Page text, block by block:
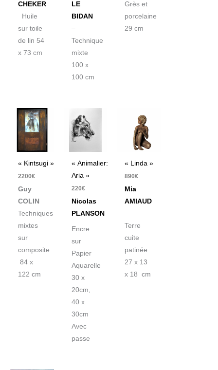
CHEKER
Huile
sur toile
de lin 54
x 73 cm
LE
BIDAN
–
Technique
mixte
100 x
100 cm
Grès et
porcelaine
29 cm
« Kintsugi »
2200€
Guy
COLIN
Techniques
mixtes
sur
composite
84 x
122 cm
« Animalier:
Aria »
220€
Nicolas
PLANSON
Encre
sur
Papier
Aquarelle
30 x
20cm,
40 x
30cm
Avec
passe
« Linda »
890€
Mia
AMIAUD
Terre
cuite
patinée
27 x 13
x 18 cm